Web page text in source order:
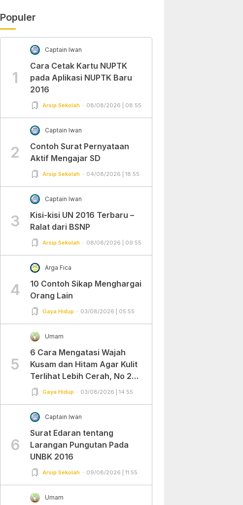
Populer
1
Captain Iwan
Cara Cetak Kartu NUPTK
pada Aplikasi NUPTK Baru
2016
Arsip Sekolah 08/08/2026 | 08:55
2
Captain Iwan
Contoh Surat Pernyataan
Aktif Mengajar SD
Arsip Sekolah 04/08/2026 | 18:55
3
Captain Iwan
Kisi-kisi UN 2016 Terbaru –
Ralat dari BSNP
Arsip Sekolah 08/08/2026 | 09:55
4
Arga Fica
10 Contoh Sikap Menghargai
Orang Lain
Gaya Hidup 03/08/2026 | 05:55
5
Umam
6 Cara Mengatasi Wajah
Kusam dan Hitam Agar Kulit
Terlihat Lebih Cerah, No 2
Gampang Banget dan Mudah
Gaya Hidup 03/08/2026 | 14:55
6
Captain Iwan
Surat Edaran tentang
Larangan Pungutan Pada
UNBK 2016
Arsip Sekolah 09/08/2026 | 11:55
Umam